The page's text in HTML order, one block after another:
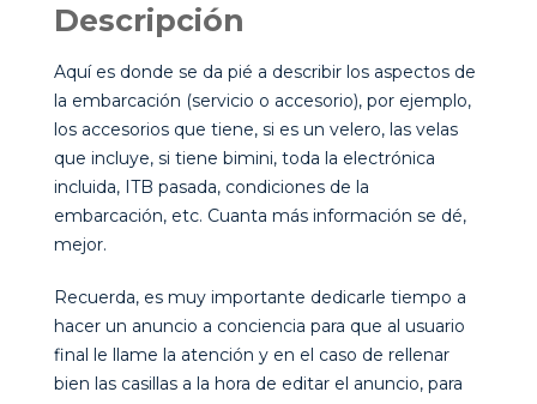
Descripción
Aquí es donde se da pié a describir los aspectos de
la embarcación (servicio o accesorio), por ejemplo,
los accesorios que tiene, si es un velero, las velas
que incluye, si tiene bimini, toda la electrónica
incluida, ITB pasada, condiciones de la
embarcación, etc. Cuanta más información se dé,
mejor.
Recuerda, es muy importante dedicarle tiempo a
hacer un anuncio a conciencia para que al usuario
final le llame la atención y en el caso de rellenar
bien las casillas a la hora de editar el anuncio, para